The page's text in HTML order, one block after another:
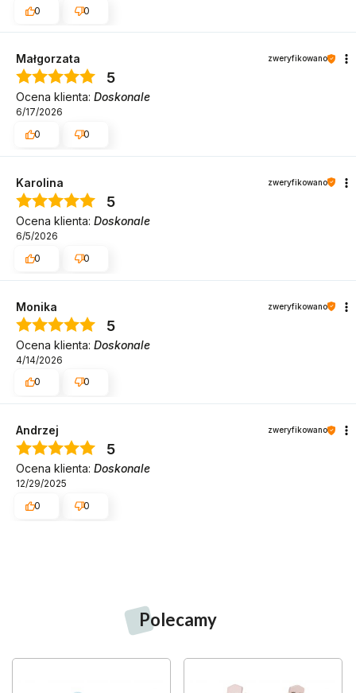
0 0
Małgorzata zweryfikowano
5
Ocena klienta: Doskonale
6/17/2026
0
0
Karolina zweryfikowano
5
Ocena klienta: Doskonale
6/5/2026
0
0
Monika zweryfikowano
5
Ocena klienta: Doskonale
4/14/2026
0
0
Andrzej zweryfikowano
5
Ocena klienta: Doskonale
12/29/2025
0
0
Polecamy